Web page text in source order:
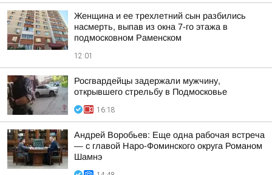
Женщина и ее трехлетний сын разбились
насмерть, выпав из окна 7-го этажа в
подмосковном Раменском
12:01
Росгвардейцы задержали мужчину,
открывшего стрельбу в Подмосковье
16:18
Андрей Воробьев: Еще одна рабочая встреча
— с главой Наро-Фоминского округа Романом
Шамнэ